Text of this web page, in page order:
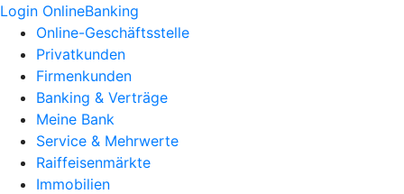
Login OnlineBanking
Online-Geschäftsstelle
Privatkunden
Firmenkunden
Banking & Verträge
Meine Bank
Service & Mehrwerte
Raiffeisenmärkte
Immobilien